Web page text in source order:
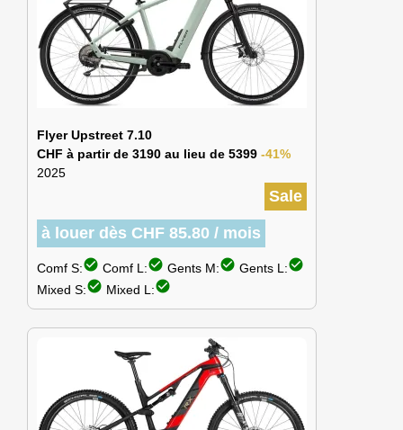
Flyer Upstreet 7.10
CHF à partir de 3190 au lieu de 5399 -41%
2025
Sale
à louer dès CHF 85.80 / mois
Comf S:check_circle Comf L:check_circle Gents M:check_circle Gents L:check_circle
Mixed S:check_circle Mixed L:check_circle